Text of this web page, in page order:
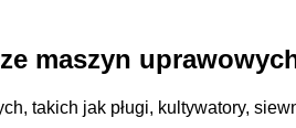
maszyn
takich jak pługi, kultywatory,